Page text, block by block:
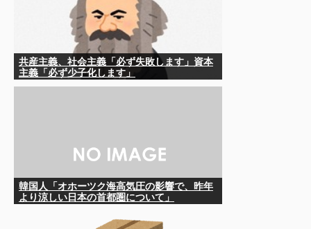
共産主義、社会主義「必ず失敗します」資本
主義「必ず少子化します」
韓国人「オホーツク海高気圧の影響で、昨年
より涼しい日本の首都圏について」